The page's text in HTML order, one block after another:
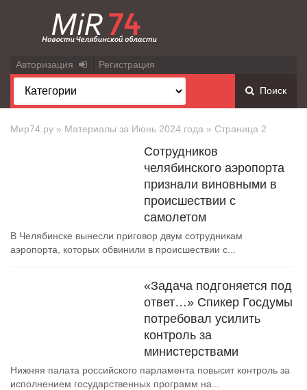
Авторизация Регистрация
Поиск
Мир74.ру » Материалы за Июнь 2024 года » Страница 2
Сотрудников
челябинского аэропорта
признали виновными в
происшествии с
самолетом
В Челябинске вынесли приговор двум сотрудникам
аэропорта, которых обвинили в происшествии с...
«Задача подгоняется под
ответ…» Спикер Госдумы
потребовал усилить
контроль за
министерствами
Нижняя палата российского парламента повысит контроль за
исполнением государственных программ на...